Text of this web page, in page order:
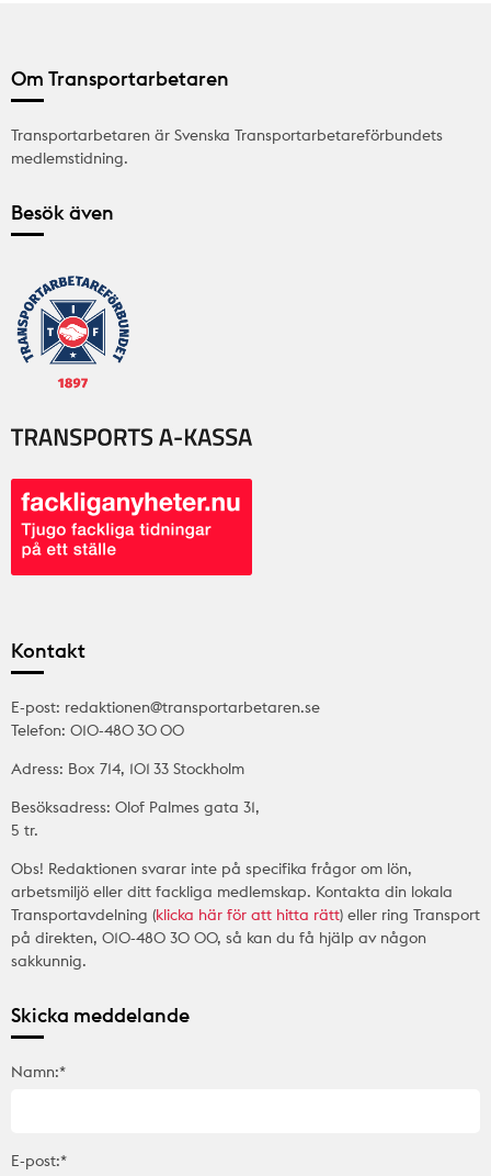
Om Transportarbetaren
Transportarbetaren är Svenska Transportarbetareförbundets
medlemstidning.
Besök även
Kontakt
E-post: redaktionen@transportarbetaren.se
Telefon: 010-480 30 00
Adress: Box 714, 101 33 Stockholm
Besöksadress: Olof Palmes gata 31,
5 tr.
Obs! Redaktionen svarar inte på specifika frågor om lön,
arbetsmiljö eller ditt fackliga medlemskap. Kontakta din lokala
Transportavdelning (klicka här för att hitta rätt) eller ring Transport
på direkten, 010-480 30 00, så kan du få hjälp av någon
sakkunnig.
Skicka meddelande
Namn:*
E-post:*